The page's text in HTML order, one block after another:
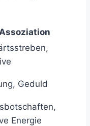
Assoziation
Geduld
Energie